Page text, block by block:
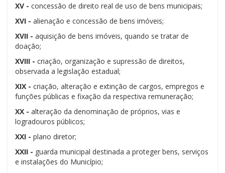
XV - concessão de direito real de uso de bens municipais;
XVI - alienação e concessão de bens imóveis;
XVII - aquisição de bens imóveis, quando se tratar de
doação;
XVIII - criação, organização e supressão de direitos,
observada a legislação estadual;
XIX - criação, alteração e extinção de cargos, empregos e
funções públicas e fixação da respectiva remuneração;
XX - alteração da denominação de próprios, vias e
logradouros públicos;
XXI - plano diretor;
XXII - guarda municipal destinada a proteger bens, serviços
e instalações do Município;